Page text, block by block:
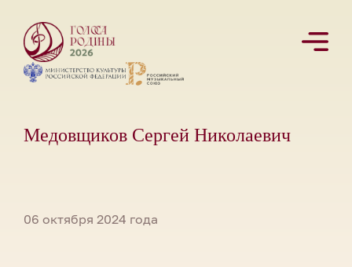
Медовщиков Сергей Николаевич
06 октября 2024 года